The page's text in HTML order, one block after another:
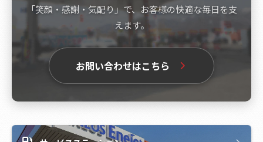
「笑顔・感謝・気配り」で、お客様の快適な毎日を支
えます。
お問い合わせはこちら